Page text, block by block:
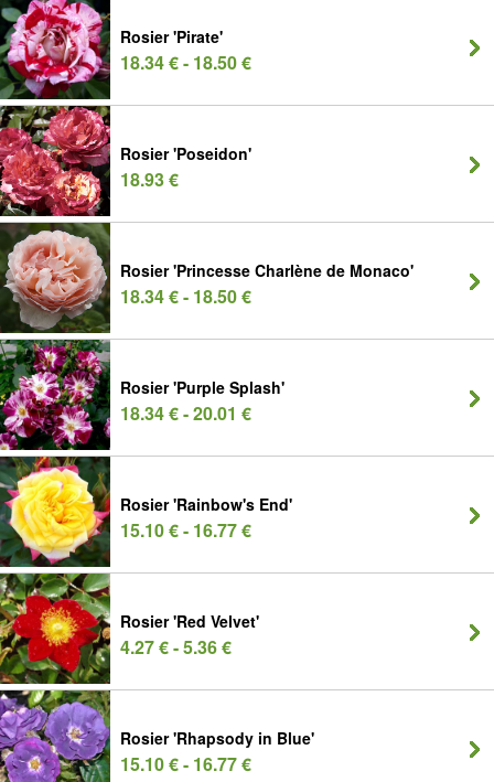
Rosier 'Pirate'
18.34 € - 18.50 €
Rosier 'Poseidon'
18.93 €
Rosier 'Princesse Charlène de Monaco'
18.34 € - 18.50 €
Rosier 'Purple Splash'
18.34 € - 20.01 €
Rosier 'Rainbow's End'
15.10 € - 16.77 €
Rosier 'Red Velvet'
4.27 € - 5.36 €
Rosier 'Rhapsody in Blue'
15.10 € - 16.77 €